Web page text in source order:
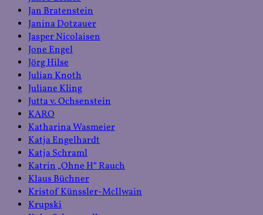
Jan Bratenstein
Janina Dotzauer
Jasper Nicolaisen
Jone Engel
Jörg Hilse
Julian Knoth
Juliane Kling
Jutta v. Ochsenstein
KARO
Katharina Wasmeier
Katja Engelhardt
Katja Schraml
Katrin „Ohne H“ Rauch
Klaus Büchner
Kristof Künssler-McIlwain
Krupski